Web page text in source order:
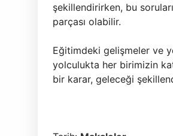
şekillendirirken, bu
parçası olabilir.
Eğitimdeki gelişmeler ve
yolculukta her birimizin
bir karar, geleceği